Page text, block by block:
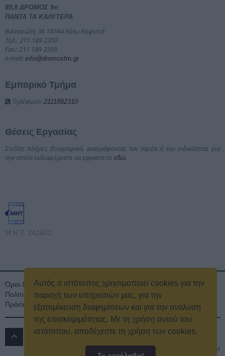
Αυτός ο ιστότοπος χρησιμοποιεί cookies για την
παροχή των υπηρεσιών μας, για την
εξατομίκευση διαφημίσεων και για την ανάλυση
της επισκεψιμότητας. Με τη χρήση αυτού του
ιστότοπου, αποδέχεστε τη χρήση των cookies.
89,8 ΔΡΟΜΟΣ fm
ΠΑΝΤΑ ΤΑ ΚΑΛΥΤΕΡΑ
Βιλτανιώτη 36 14564 Κάτω Κηφισιά
Τηλ.: 211 189 2350
Fax.: 211 189 2359
e-mail: info@dromosfm.gr
Εμπορικό Τμήμα
Τηλέφωνο: 2111892310
Θέσεις Εργασίας
Στείλτε πλήρες βιογραφικό, αναγράφοντας τον τομέα ή την ειδικότητα, για
την οποία ενδιαφέρεστε να εργαστείτε εδώ
Μ.Η.Τ. 242602
Όροι διαγωνισμού Όροι Χρήσης
Ταυτότητα
Πολιτική Απορρήτου & Cookies
Επικοινωνία
Οικονομικά στοιχεία
Πρόσκληση τακτικής γενικής συνέλευσης
Κρατική Διαφήμιση
ΔΡΟΜΟΣ 89.8 FM All rights reserved